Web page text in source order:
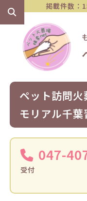
掲載件数：
ペット訪問
モリアル千葉
047-
受付